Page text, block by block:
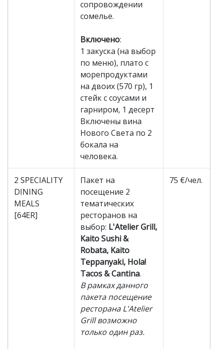
сопровождении
сомелье.
Включено:
1 закуска (на выбор
по меню), плато с
морепродуктами
на двоих (570 гр), 1
стейк с соусами и
гарниром, 1 десерт
Включены вина
Нового Света по 2
бокала на
человека.
2 SPECIALITY
DINING
MEALS
[64ER]
Пакет на
посещение 2
тематических
ресторанов на
выбор: L'Atelier Grill,
Kaito Sushi &
Robata, Kaito
Teppanyaki, Hola!
Tacos & Cantina.
В рамках данного
пакета посещение
ресторана L'Atelier
Grill возможно
только один раз.
75 €/чел.